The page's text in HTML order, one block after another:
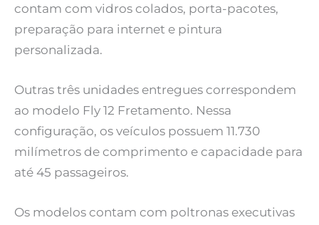
contam com vidros colados, porta-pacotes,
preparação para internet e pintura
personalizada.
Outras três unidades entregues correspondem
ao modelo Fly 12 Fretamento. Nessa
configuração, os veículos possuem 11.730
milímetros de comprimento e capacidade para
até 45 passageiros.
Os modelos contam com poltronas executivas